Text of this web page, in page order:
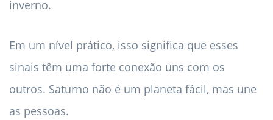
inverno.
Em um nível prático, isso significa que esses
sinais têm uma forte conexão uns com os
outros. Saturno não é um planeta fácil, mas une
as pessoas.